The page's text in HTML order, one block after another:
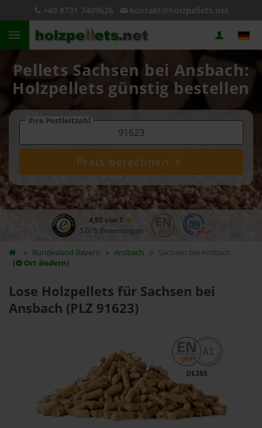
+49 8731 7409626 kontakt@holzpellets.net
Pellets Sachsen bei Ansbach:
Holzpellets günstig bestellen
Ihre Postleitzahl
Preis berechnen
4,92 von 5
5.076 Bewertungen
Bundesland Bayern Ansbach
Sachsen bei Ansbach
(
Ort ändern)
Lose Holzpellets für Sachsen bei
Ansbach (PLZ 91623)
DE385